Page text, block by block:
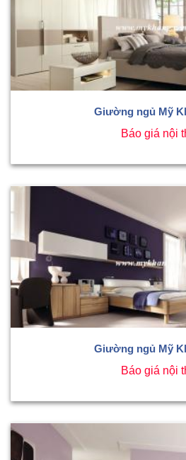
Giường ngủ Mỹ
Báo giá nội
Giường ngủ Mỹ
Báo giá nội